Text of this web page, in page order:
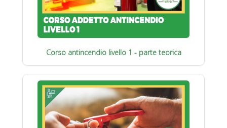
Corso antincendio livello 1 - parte teorica